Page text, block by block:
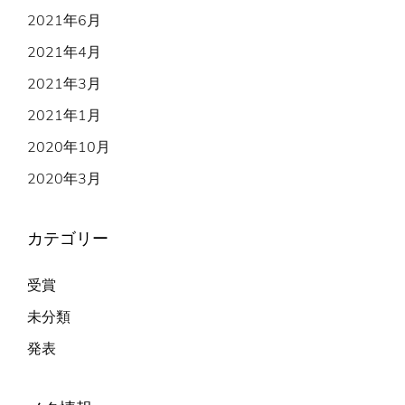
2021年6月
2021年4月
2021年3月
2021年1月
2020年10月
2020年3月
カテゴリー
受賞
未分類
発表